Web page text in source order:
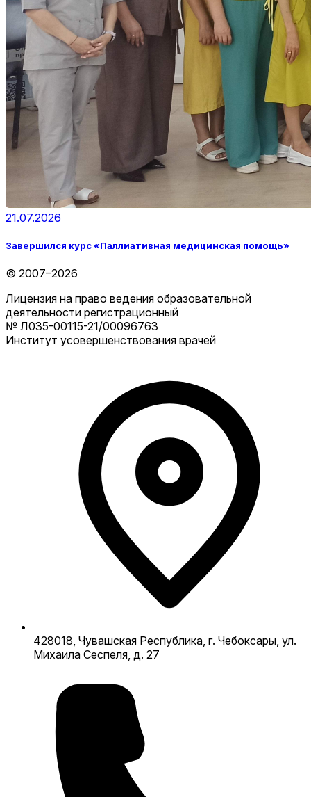
21.07.2026
Завершился курс «Паллиативная медицинская помощь»
© 2007–2026
Лицензия на право ведения образовательной
деятельности регистрационный
№ Л035-00115-21/00096763
Институт усовершенствования врачей
428018, Чувашская Республика, г. Чебоксары, ул.
Михаила Сеспеля, д. 27